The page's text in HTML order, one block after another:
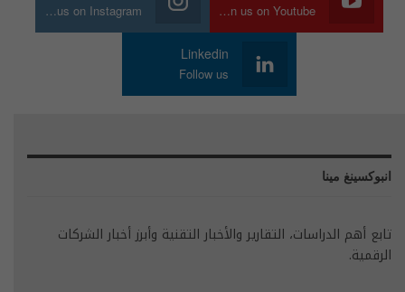
Join us on Youtube
Join us on Instagram
Linkedin
Follow us
انبوكسينغ مينا
تابع أهم الدراسات، التقارير والأخبار التقنية وأبرز أخبار الشركات
الرقمية.